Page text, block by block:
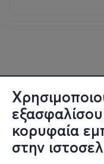
κορυφαία
στην